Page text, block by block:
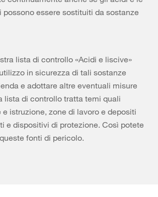
essere sostituiti da sostanze
lista di controllo «Acidi e liscive»
in sicurezza di tali sostanze
e adottare altre eventuali misure
lista di controllo tratta temi quali
istruzione, zone di lavoro e depositi
e dispositivi di protezione. Così potete
fonti di pericolo.